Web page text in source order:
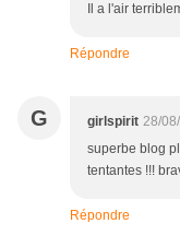
Il a l'air
Répondre
G girlspirit 28/
superbe blog
tentantes !!!
Répondre